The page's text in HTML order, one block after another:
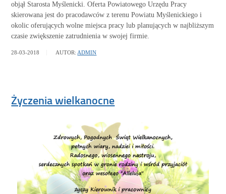
objął Starosta Myślenicki. Oferta Powiatowego Urzędu Pracy
skierowana jest do pracodawców z terenu Powiatu Myślenickiego i
okolic oferujących wolne miejsca pracy lub planujących w najbliższym
czasie zwiększenie zatrudnienia w swojej firmie.
28-03-2018 AUTOR: ADMIN
Życzenia wielkanocne